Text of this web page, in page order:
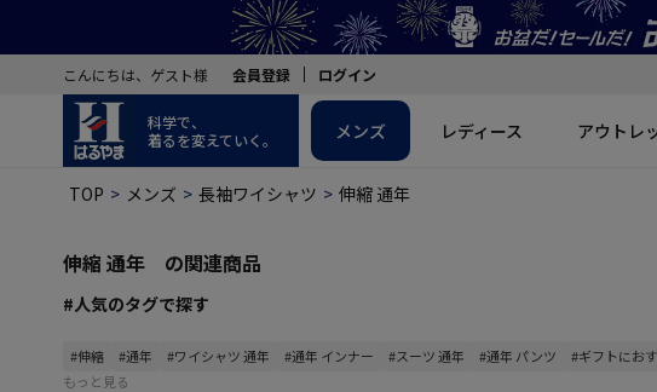
こんにちは、ゲスト様 会員登録 ログイン
科学で、
着るを変えていく。
メンズ レディース アウトレ
TOP メンズ 長袖ワイシャツ 伸縮 通年
伸縮 通年 の関連商品
#人気のタグで探す
#伸縮 #通年 #ワイシャツ 通年 #通年 インナー #スーツ 通年 #通年 パンツ #ギフトにお
もっと見る